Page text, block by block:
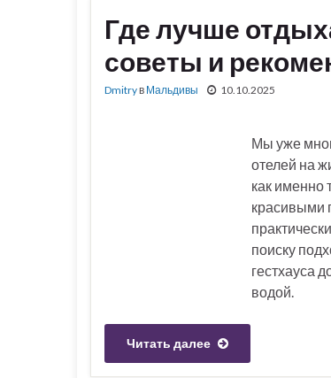
Где лучше
советы и
Dmitryв Мальдивы 10.10.2025
Мы уже
отелей на
как именно
красивыми
поиску
гестхауса
водой.
Читать далее